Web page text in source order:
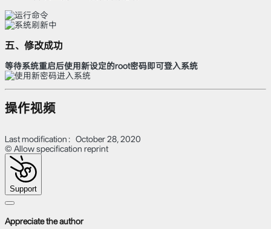
五、修改成功
等待系统重启后使用新设定的root密码即可登入系统
操作视频
Last modification：October 28, 2020
© Allow specification reprint
Support
Appreciate the author